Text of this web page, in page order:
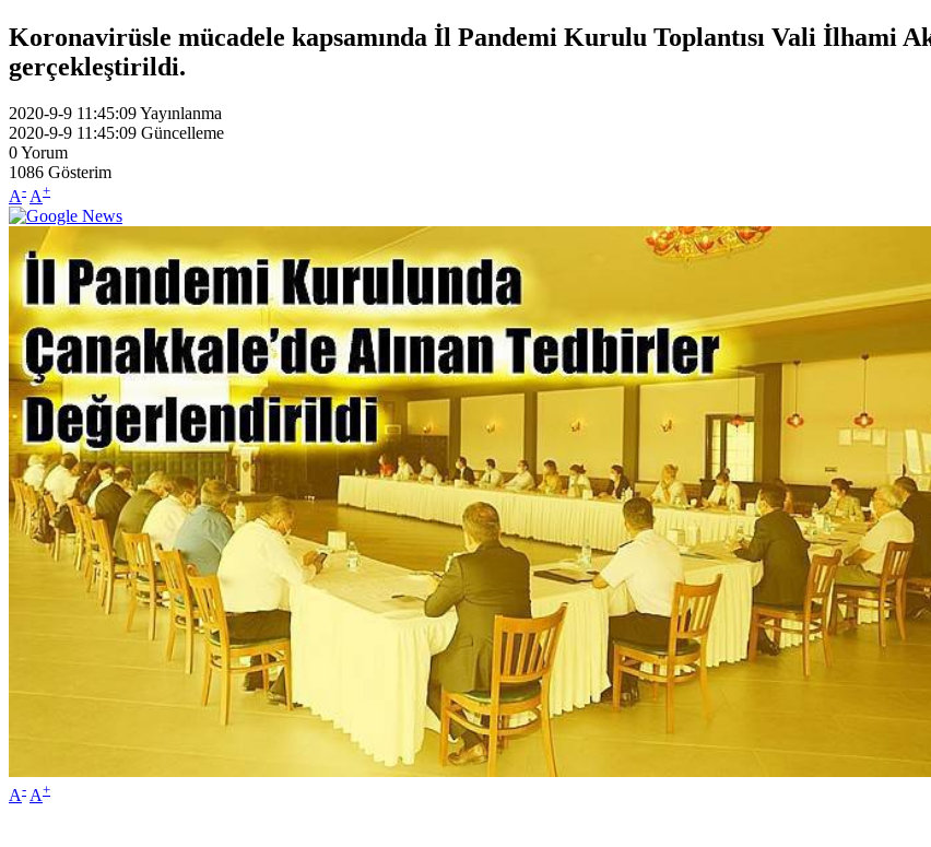
Koronavirüsle mücadele kapsamında İl Pandemi Kurulu Toplantısı Vali İlhami
gerçekleştirildi.
2020-9-9 11:45:09Yayınlanma
2020-9-9 11:45:09 Güncelleme
0Yorum
1086 Gösterim
A- A+
A- A+